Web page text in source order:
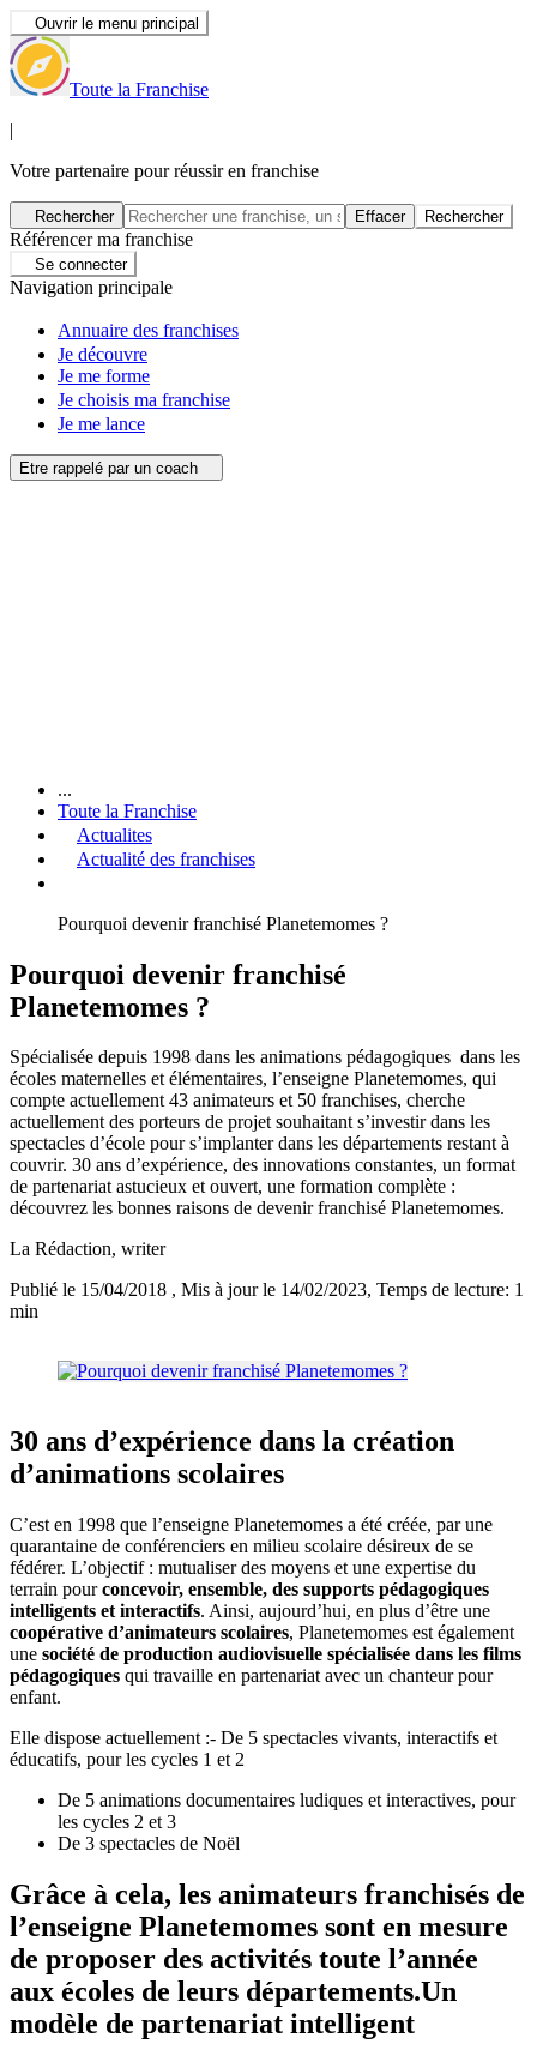
Ouvrir le menu principal
Toute la Franchise
|
Votre partenaire pour réussir en franchise
Rechercher Effacer Rechercher
Référencer ma franchise
Se connecter
Navigation principale
Annuaire des franchises
Je découvre
Je me forme
Je choisis ma franchise
Je me lance
Etre rappelé par un coach
...
Toute la Franchise
Actualites
Actualité des franchises
Pourquoi devenir franchisé Planetemomes ?
Pourquoi devenir franchisé
Planetemomes ?
Spécialisée depuis 1998 dans les animations pédagogiques dans les
écoles maternelles et élémentaires, l’enseigne Planetemomes, qui
compte actuellement 43 animateurs et 50 franchises, cherche
actuellement des porteurs de projet souhaitant s’investir dans les
spectacles d’école pour s’implanter dans les départements restant à
couvrir. 30 ans d’expérience, des innovations constantes, un format
de partenariat astucieux et ouvert, une formation complète :
découvrez les bonnes raisons de devenir franchisé Planetemomes.
La Rédaction, writer
Publié le 15/04/2018 , Mis à jour le 14/02/2023, Temps de lecture: 1
min
30 ans d’expérience dans la création
d’animations scolaires
C’est en 1998 que l’enseigne Planetemomes a été créée, par une
quarantaine de conférenciers en milieu scolaire désireux de se
fédérer. L’objectif : mutualiser des moyens et une expertise du
terrain pourconcevoir, ensemble, des supports pédagogiques
intelligents et interactifs. Ainsi, aujourd’hui, en plus d’être une
coopérative d’animateurs scolaires, Planetemomes est également
une société de production audiovisuelle spécialisée dans les films
pédagogiques qui travaille en partenariat avec un chanteur pour
enfant.
Elle dispose actuellement :- De 5 spectacles vivants, interactifs et
éducatifs, pour les cycles 1 et 2
De 5 animations documentaires ludiques et interactives, pour
les cycles 2 et 3
De 3 spectacles de Noël
Grâce à cela, les animateurs franchisés de
l’enseigne Planetemomes sont en mesure
de proposer des activités toute l’année
aux écoles de leurs départements.Un
modèle de partenariat intelligent